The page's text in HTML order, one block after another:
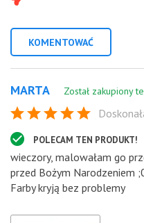
KOMENTOWAĆ
MARTA Został zakupiony
POLECAM TEN PRODUKT!
wieczory, malowałam go
przed Bożym Narodzeniem
Farby kryją bez problemy